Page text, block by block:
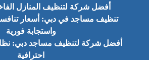
أفضل شركة لتنظيف المنازل
تنظيف مساجد في دبي: أسعار
واستجابة فورية
أفضل شركة لتنظيف مساجد دبي:
احترافية